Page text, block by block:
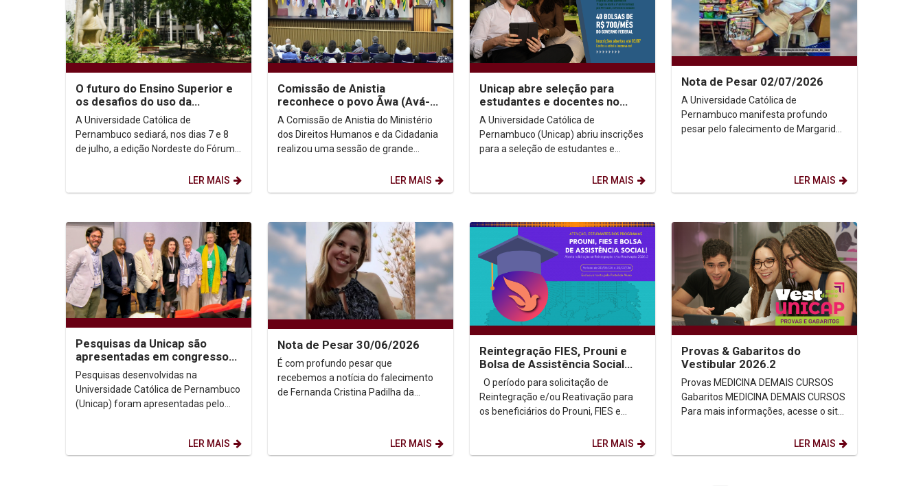
O futuro do Ensino Superior e
os desafios do uso da
Inteligência Artificial no
ambiente acadêmico...
A Universidade Católica de
Pernambuco sediará, nos dias 7 e 8
de julho, a edição Nordeste do Fórum
Graduação (ForGRAD), reunindo...
LER MAIS
Comissão de Anistia
reconhece o povo Ãwa (Avá-
Canoeiro do Araguaia) como
anistiado político coletivo
A Comissão de Anistia do Ministério
dos Direitos Humanos e da Cidadania
realizou uma sessão de grande
LER MAIS
Unicap abre seleção para
estudantes e docentes no
PET-Saúde: Clima
A Universidade Católica de
Pernambuco (Unicap) abriu inscrições
para a seleção de estudantes e
Programa de Educação pelo...LER MAIS
Nota de Pesar 02/07/2026
A Universidade Católica de
Pernambuco manifesta profundo
pesar pelo falecimento de Margarida
LER MAIS
Pesquisas da Unicap são
apresentadas em congresso
de Comunicação na Irlanda
Pesquisas desenvolvidas na
Universidade Católica de Pernambuco
(Unicap) foram apresentadas pelo
LER MAIS
Nota de Pesar 30/06/2026
É com profundo pesar que
recebemos a notícia do falecimento
de Fernanda Cristina Padilha da
LER MAIS
Reintegração FIES, Prouni e
Bolsa de Assistência Social
2026.2
Reintegração e/ou Reativação para
os beneficiários do Prouni, FIES e
LER MAIS
Provas & Gabaritos do
Vestibular 2026.2
Provas MEDICINA DEMAIS CURSOS
Gabaritos MEDICINA DEMAIS CURSOS
Para mais informações, acesse o site
LER MAIS